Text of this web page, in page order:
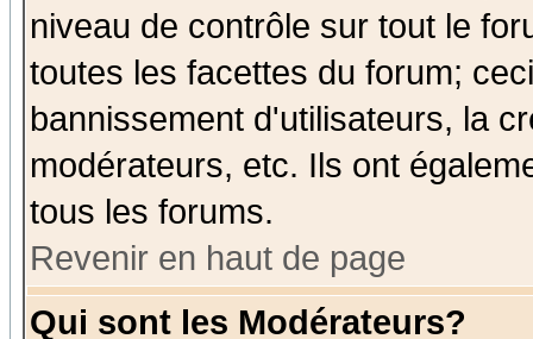
niveau de contrôle sur tout le
toutes les facettes du forum;
bannissement d'utilisateurs, la
modérateurs, etc. Ils ont
tous les forums.
Revenir en haut de page
Qui sont les Modérateurs?